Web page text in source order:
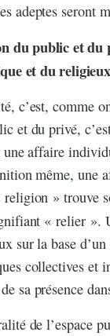
adeptes seront
du public et du
et du
c’est, comme
et du privé,
affaire
même, une
» trouve
« relier ».
sur la base
collectives et
sa présence
de l’espace